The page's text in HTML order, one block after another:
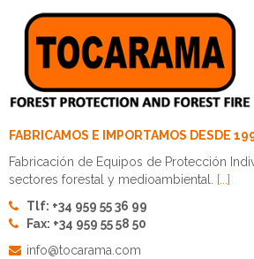
FABRICAMOS E IMPORTAMOS DESDE
Fabricación de Equipos de Protección
sectores forestal y medioambiental.
[...]
Tlf: +34 959 55 36 99
Fax: +34 959 55 58 50
info@tocarama.com